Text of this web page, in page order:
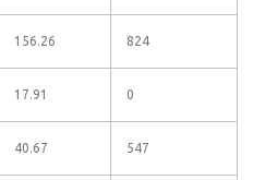
156.26 824
17.91 0
40.67 547